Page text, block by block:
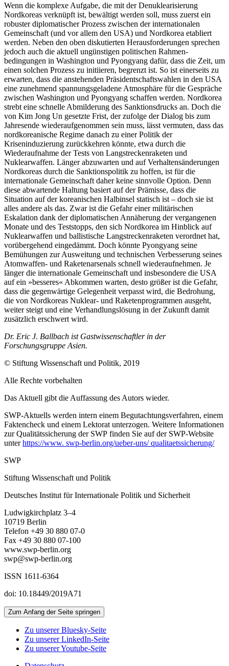
Wenn die komplexe Aufgabe, die mit der Denuklearisierung
Nordkoreas verknüpft ist, bewältigt werden soll, muss zuerst ein
robuster diplomatischer Prozess zwischen der internationalen
Gemeinschaft (und vor allem den USA) und Nordkorea etabliert
werden. Neben den oben diskutierten Her­ausforderungen sprechen
jedoch auch die aktuell ungünstigen politischen Rahmen­
bedingungen in Washington und Pyongyang dafür, dass die Zeit, um
einen solchen Prozess zu initiieren, begrenzt ist. So ist einerseits zu
erwarten, dass die anstehenden Präsidentschaftswahlen in den USA
eine zu­nehmend spannungsgeladene Atmosphäre für die Gespräche
zwischen Washington und Pyongyang schaffen werden. Nord­korea
strebt eine schnelle Abmilderung des Sanktionsdrucks an. Doch die
von Kim Jong Un gesetzte Frist, der zufolge der Dia­log bis zum
Jahresende wieder­aufgenom­men sein muss, lässt vermuten, dass das
nordkoreanische Regime danach zu einerPolitik der
Kriseninduzierung zurückkehren könnte, etwa durch die
Wiederaufnahme der Tests von Langstreckenraketen und
Nuklearwaffen. Länger abzuwarten und auf Verhaltensänderungen
Nordkoreas durch die Sanktionspolitik zu hoffen, ist für die
internationale Gemeinschaft daher keine sinnvolle Option. Denn
diese abwartende Haltung basiert auf der Prämisse, dass die
Situation auf der koreanischen Halbinsel statisch ist – doch sie ist
alles andere als das. Zwar ist die Gefahr einer militärischen
Eskalation dank der diplomatischen An­nähe­rung der vergangenen
Monate und des Teststopps, den sich Nord­korea im Hin­blick auf
Nuklearwaffen und ballistische Lang­streckenraketen verordnet hat,
vor­über­gehend eingedämmt. Doch könnte Pyong­yang seine
Bemühungen zur Auswei­tung und technischen Verbesserung seines
Atom­waffen- und Raketenarsenals schnell wiederaufnehmen. Je
länger die internationale Gemeinschaft und insbesondere die USA
auf ein »besseres« Abkommen warten, desto größer ist die Gefahr,
dass die gegen­wärtige Gelegenheit verpasst wird, die Bedrohung,
die von Nordkoreas Nuklear- und Raketenprogrammen ausgeht,
weiter steigt und eine Verhandlungslösung in der Zukunft damit
zusätzlich erschwert wird.
Dr. Eric J. Ballbach ist Gastwissenschaftler in der
Forschungsgruppe Asien.
© Stiftung Wissenschaft und Politik, 2019
Alle Rechte vorbehalten
Das Aktuell gibt die Auf­fassung des Autors wieder.
SWP-Aktuells werden intern einem Begutachtungsverfah­ren, einem
Faktencheck und einem Lektorat unterzogen. Weitere Informationen
zur Qualitätssicherung der SWP finden Sie auf der SWP-Website
unterhttps://www. swp-berlin.org/ueber-uns/ qualitaetssicherung/
SWP
Stiftung Wissenschaft und Politik
Deutsches Institut für Internationale Politik und Sicherheit
Ludwigkirchplatz 3–4
10719 Berlin
Telefon +49 30 880 07-0
Fax +49 30 880 07-100
www.swp-berlin.org
swp@swp-berlin.org
ISSN 1611-6364
doi: 10.18449/2019A71
Zum Anfang der Seite springen
Zu unserer Bluesky-Seite
Zu unserer LinkedIn-Seite
Zu unserer Youtube-Seite